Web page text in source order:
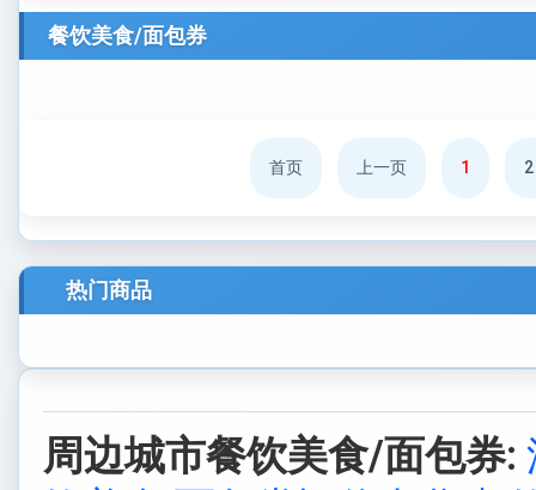
餐饮美食/面包券
首页 上一页 1 2
热门商品
周边城市餐饮美食/面包券: